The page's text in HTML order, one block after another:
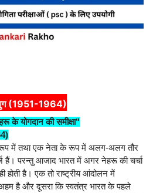
(1951-1964)
के योगदान की समीक्षा"
में तथा एक नेता के रूप में अलग-अलग तौर
हैं। परन्तु आजाद भारत में अगर नेहरू की चर्चा
होती है। एक तो राष्ट्रीय आंदोलन में
है और दूसरा कि स्वतंत्र भारत के पहले